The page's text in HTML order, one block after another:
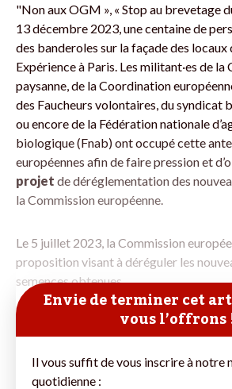
"Non aux OGM », « Stop au brevetage
13 décembre 2023, une centaine de
des banderoles sur la façade des locaux
Expérience à Paris. Les militant·es de
paysanne, de la Coordination
des Faucheurs volontaires, du syndicat
ou encore de la Fédération nationale
biologique (Fnab) ont occupé cette
européennes afin de faire pression et
projet de déréglementation des
la Commission européenne.
Le 5 juillet 2023, la Commission
proposition visant à déréguler les
semences obtenues
Envie de terminer cet
vous l’offrons
Il vous suffit de vous inscrire à notre
quotidienne :